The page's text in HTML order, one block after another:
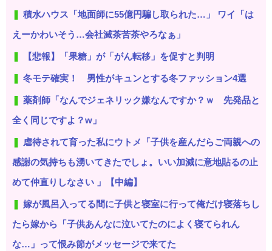
積水ハウス「地面師に55億円騙し取られた…」 ワイ「は
えーかわいそう…会社滅茶苦茶やろなぁ」
【悲報】「果糖」が「がん転移」を促すと判明
冬モテ確実！ 男性がキュンとする冬ファッション4選
薬剤師「なんでジェネリック嫌なんですか？ｗ 先発品と
全く同じですよ？w」
虐待されて育った私にウトメ「子供を産んだらご両親への
感謝の気持ちも湧いてきたでしょ。いい加減に意地貼るの止
めて仲直りしなさい 」【中編】
嫁が風呂入ってる間に子供と寝室に行って俺だけ寝落ちし
たら嫁から「子供あんなに泣いてたのによく寝てられん
な…」って恨み節がメッセージで来てた